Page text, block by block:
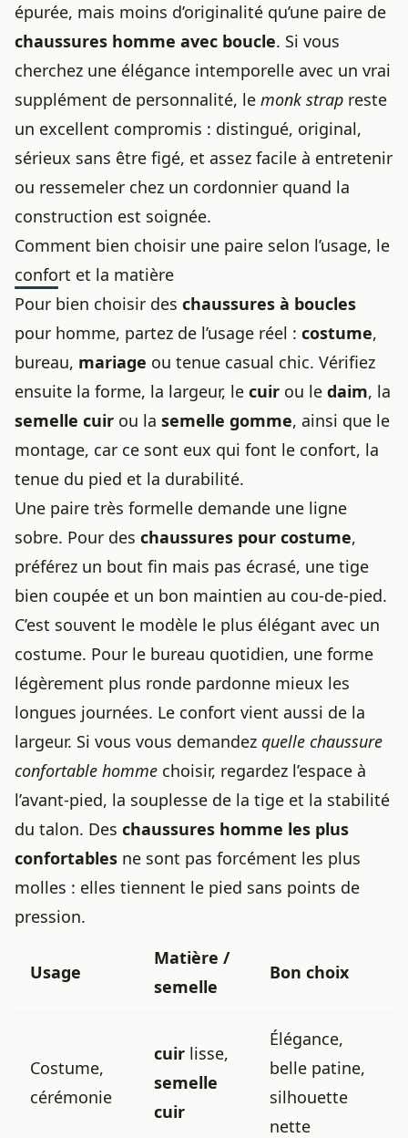
épurée, mais moins d’originalité qu’une paire de
chaussures homme avec boucle. Si vous
cherchez une élégance intemporelle avec un vrai
supplément de personnalité, le monk strap reste
un excellent compromis : distingué, original,
sérieux sans être figé, et assez facile à entretenir
ou ressemeler chez un cordonnier quand la
construction est soignée.
Comment bien choisir une paire selon l’usage, le
confort et la matière
Pour bien choisir des chaussures à boucles
pour homme, partez de l’usage réel : costume,
bureau, mariage ou tenue casual chic. Vérifiez
ensuite la forme, la largeur, le cuir ou le daim, la
semelle cuir ou la semelle gomme, ainsi que le
montage, car ce sont eux qui font le confort, la
tenue du pied et la durabilité.
Une paire très formelle demande une ligne
sobre. Pour des chaussures pour costume,
préférez un bout fin mais pas écrasé, une tige
bien coupée et un bon maintien au cou-de-pied.
C’est souvent le modèle le plus élégant avec un
costume. Pour le bureau quotidien, une forme
légèrement plus ronde pardonne mieux les
longues journées. Le confort vient aussi de la
largeur. Si vous vous demandez quelle chaussure
confortable homme choisir, regardez l’espace à
l’avant-pied, la souplesse de la tige et la stabilité
du talon. Des chaussures homme les plus
confortables ne sont pas forcément les plus
molles : elles tiennent le pied sans points de
pression.
Usage
Matière /
semelle
Bon choix
Costume,
cérémonie
cuir lisse,
semelle
cuir
Élégance,
belle patine,
silhouette
nette